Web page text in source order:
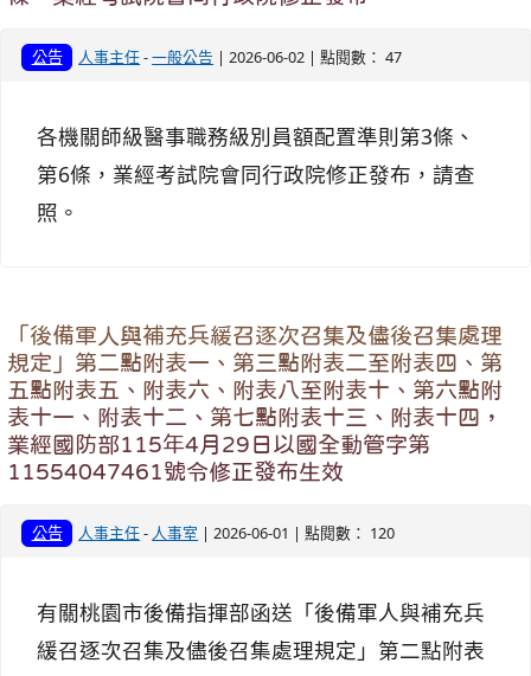
公告 人事主任-一般公告 | 2026-06-02 | 點閱數： 47
各機關師級醫事職務級別員額配置準則第3條、
第6條，業經考試院會同行政院修正發布，請查
照。
「後備軍人與補充兵緩召逐次召集及儘後召集處理
規定」第二點附表一、第三點附表二至附表四、第
五點附表五、附表六、附表八至附表十、第六點附
表十一、附表十二、第七點附表十三、附表十四，
業經國防部115年4月29日以國全動管字第
11554047461號令修正發布生效
公告 人事主任- 人事室 | 2026-06-01 | 點閱數： 120
有關桃園市後備指揮部函送「後備軍人與補充兵
緩召逐次召集及儘後召集處理規定」第二點附表